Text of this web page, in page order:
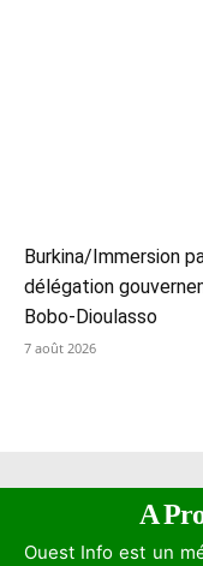
Burkina/Immersion
délégation
Bobo-Dioulasso
7 août 2026
A
Ouest Info est un